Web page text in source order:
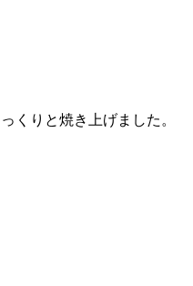
くりと焼き上げました。